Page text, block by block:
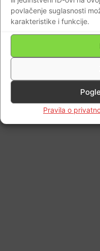
povlačenje suglasnosti
karakteristike i funkcije.
Pravila o
© Newspaper